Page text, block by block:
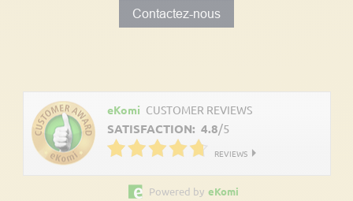
Contactez-nous
eKomi CUSTOMER REVIEWS
SATISFACTION: 4.8/5
REVIEWS
Powered by eKomi